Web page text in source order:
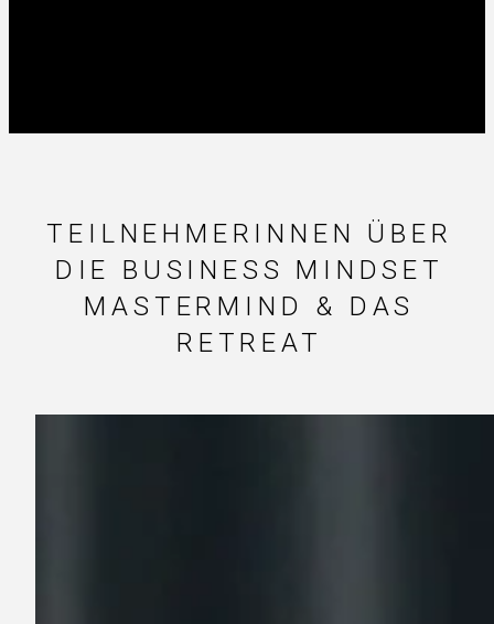
TEILNEHMERINNEN ÜBER
DIE BUSINESS MINDSET
MASTERMIND & DAS
RETREAT